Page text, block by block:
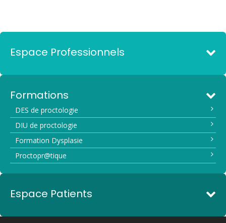
Espace Professionnels
Formations
DES de proctologie
DIU de proctologie
Formation Dysplasie
Proctopr@tique
Espace Patients